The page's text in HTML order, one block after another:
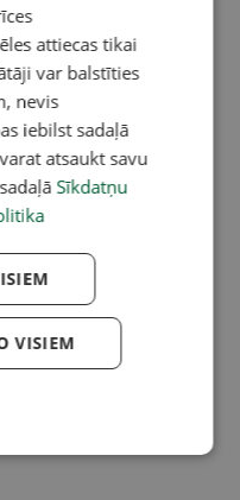
attiecas tikai
var balstīties
nevis
iebilst sadaļā
atsaukt savu
Sīkdatņu
VISIEM